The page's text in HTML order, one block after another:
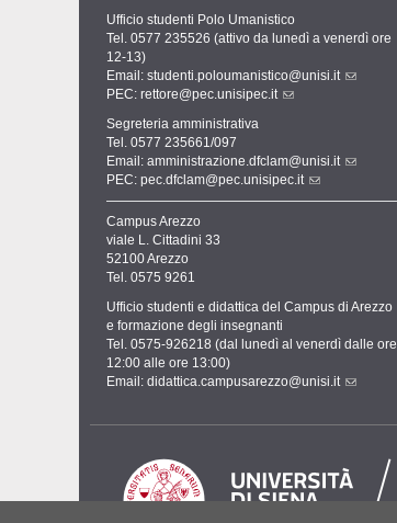
Ufficio studenti Polo Umanistico
Tel. 0577 235526 (attivo da lunedì a venerdì ore
12-13)
Email: studenti.poloumanistico@unisi.it
PEC: rettore@pec.unisipec.it
Segreteria amministrativa
Tel. 0577 235661/097
Email: amministrazione.dfclam@unisi.it
PEC: pec.dfclam@pec.unisipec.it
Campus Arezzo
viale L. Cittadini 33
52100 Arezzo
Tel. 0575 9261
Ufficio studenti e didattica del Campus di Arezzo
e formazione degli insegnanti
Tel. 0575-926218 (dal lunedì al venerdì dalle ore
12:00 alle ore 13:00)
Email: didattica.campusarezzo@unisi.it